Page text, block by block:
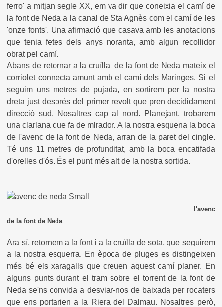
ferro' a mitjan segle XX, em va dir que coneixia el camí de
la font de Neda a la canal de Sta Agnès com el camí de les
'onze fonts'. Una afirmació que casava amb les anotacions
que tenia fetes dels anys noranta, amb algun recollidor
obrat pel camí.
Abans de retornar a la cruïlla, de la font de Neda mateix el
corriolet connecta amunt amb el camí dels Maringes. Si el
seguim uns metres de pujada, en sortirem per la nostra
dreta just després del primer revolt que pren decididament
direcció sud. Nosaltres cap al nord. Planejant, trobarem
una clariana que fa de mirador. A la nostra esquena la boca
de l'avenc de la font de Neda, arran de la paret del cingle.
Té uns 11 metres de profunditat, amb la boca encatifada
d'orelles d'ós. És el punt més alt de la nostra sortida.
l'avenc
de la font de Neda
Ara sí, retornem a la font i a la cruïlla de sota, que seguirem
a la nostra esquerra. En època de pluges es distingeixen
més bé els xaragalls que creuen aquest camí planer. En
alguns punts durant el tram sobre el torrent de la font de
Neda se'ns convida a desviar-nos de baixada per rocaters
que ens portarien a la Riera del Dalmau. Nosaltres però,